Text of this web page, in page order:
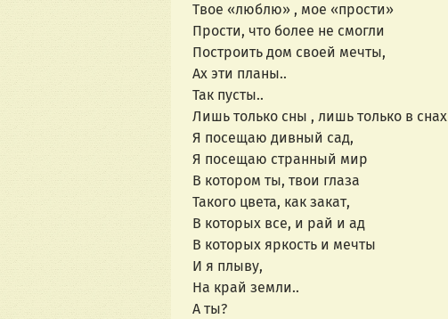
Твое «люблю» , мое «прости»
Прости, что более не смогли
Построить дом своей мечты,
Ах эти планы..
Так пусты..
Лишь только сны , лишь только в снах
Я посещаю дивный сад,
Я посещаю странный мир
В котором ты, твои глаза
Такого цвета, как закат,
В которых все, и рай и ад
В которых яркость и мечты
И я плыву,
На край земли..
А ты?